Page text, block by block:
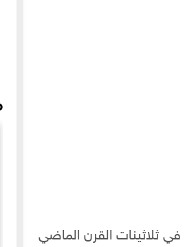
في ثلاثينات القرن الماضي